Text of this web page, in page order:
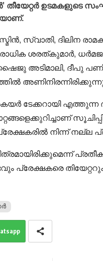
തീയേറ്റർ ഉടമകളുടെ
സ്വാതി, ദിലിന
ശരത്കുമാർ,
അടിമാലി, ദീപു
ടേക്കറായി എത്തുന്ന
നിന്ന് നല്ല
പ്രേക്ഷകരെ